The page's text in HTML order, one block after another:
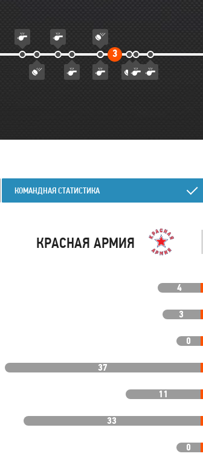
3Третий
тайм
КОМАНДНАЯ СТАТИСТИКА
КРАСНАЯ АРМИЯ
4
3
0
37
11
33
0